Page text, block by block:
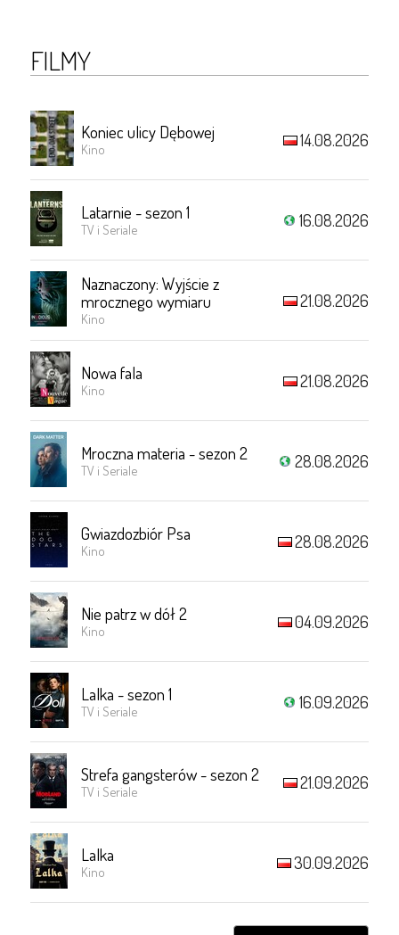
FILMY
Koniec ulicy Dębowej
Kino 14.08.2026
Latarnie - sezon 1
TV i Seriale 16.08.2026
Naznaczony: Wyjście z
mrocznego wymiaru
Kino
21.08.2026
Nowa fala
Kino 21.08.2026
Mroczna materia - sezon 2
TV i Seriale 28.08.2026
Gwiazdozbiór Psa
Kino 28.08.2026
Nie patrz w dół 2
Kino 04.09.2026
Lalka - sezon 1
TV i Seriale 16.09.2026
Strefa gangsterów - sezon 2
TV i Seriale 21.09.2026
Lalka
Kino 30.09.2026